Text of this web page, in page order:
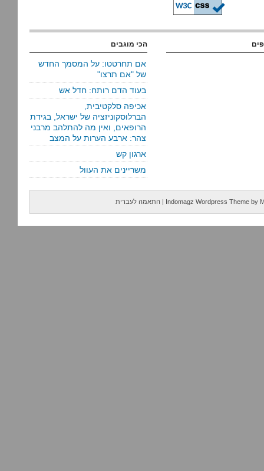
הכי מוגבים
אם תחרטטו: על המסמך החדש
של "אם תרצו"
בעוד הדם רותח: חדל אש
אכיפה סלקטיבית,
הברלוסקוניזציה של ישראל, בגידת
הרופאים, ואין מה להתלהב מרבני
צהר: ארבע הערות על המצב
ארגון קש
משריינים את העוול
Indomagz Wordpress Theme by
| התאמה לעברית